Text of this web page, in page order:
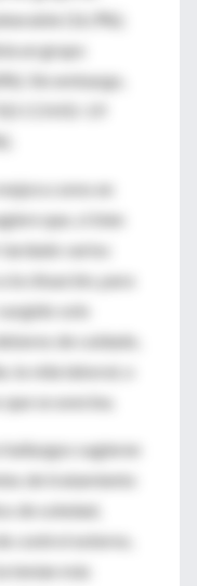
(16,9%);
un grupo
Sin embargo,
COVID-19
como en
que, si bien
varios
la situación, para
solo
de cuidado,
la vida laboral, o
se avecina.
sugieren
de tratamiento
de soledad,
control externo,
tenían más